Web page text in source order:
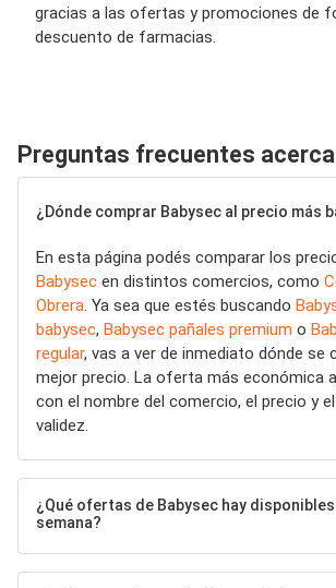
gracias a las ofertas y promociones de
descuento de farmacias.
Preguntas frecuentes
¿Dónde comprar Babysec al precio más
En esta página podés comparar los
Babysec en distintos comercios, como
Obrera . Ya sea que estés buscando
babysec, Babysec pañales premium o
regular, vas a ver de inmediato dónde se
mejor precio. La oferta más económica
con el nombre del comercio, el precio y
validez.
¿Qué ofertas de Babysec hay
semana?